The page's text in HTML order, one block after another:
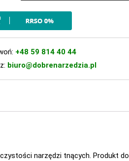
+48 59 814 40 44
biuro@dobrenarzedzia.pl
narzędzi tnących. Produkt